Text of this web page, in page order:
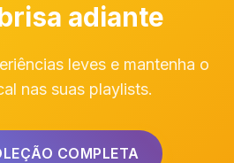
adiante
leves e mantenha o
nas suas playlists.
COMPLETA